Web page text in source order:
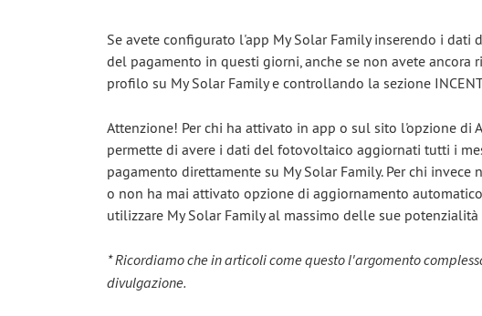
Se avete configurato l'app My Solar Family inserendo i
del pagamento in questi giorni, anche se non avete
profilo su My Solar Family e controllando la sezione
Attenzione! Per chi ha attivato in app o sul sito l'opzione di
permette di avere i dati del fotovoltaico aggiornati tutti i
pagamento direttamente su My Solar Family. Per chi
o non ha mai attivato opzione di aggiornamento
utilizzare My Solar Family al massimo delle sue
* Ricordiamo che in articoli come questo l'argomento
divulgazione.